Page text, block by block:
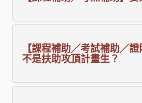
【課程補助／考試補助／
不是扶助攻頂計畫生？